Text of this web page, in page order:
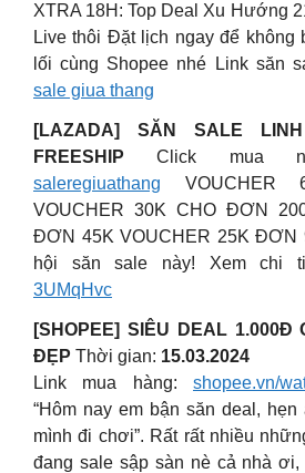
XTRA 18H: Top Deal Xu Hướng
Live thôi Đặt lịch ngay để không
lối cùng Shopee nhé Link săn
sale giua thang
[LAZADA] SĂN SALE
FREESHIP Click mua
saleregiuathang VOUCHER
VOUCHER 30K CHO ĐƠN
ĐƠN 45K VOUCHER 25K
hội săn sale này! Xem chi
3UMqHvc
[SHOPEE] SIÊU DEAL 1.000Đ
ĐẸP Thời gian: 15.03.2024
Link mua hàng: shopee.vn/
“Hôm nay em bận săn deal,
mình đi chơi”. Rất rất nhiều
đang sale sập sàn nè cả nhà ơi,